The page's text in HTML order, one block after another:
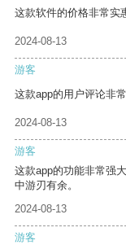
这款软件的价格非常实
2024-08-13
游客
这款app的用户评论非
2024-08-13
游客
这款app的功能非常强
中游刃有余。
2024-08-13
游客